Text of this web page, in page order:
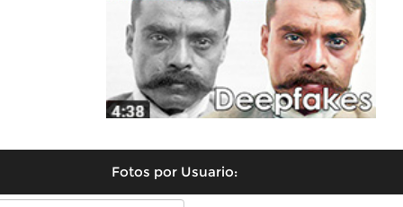
Fotos por Usuario: